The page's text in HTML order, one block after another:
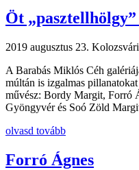
Öt
2019 augusztus 23.
A Barabás Miklós Céh
múltán is izgalmas
művész: Bordy Margit, Forró
Gyöngyvér és Soó Zöld
olvasd tovább
Forró Ágnes